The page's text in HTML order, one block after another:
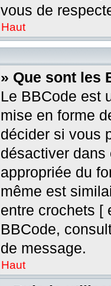
vous de
Haut
» Que sont les
Le BBCode est
mise en forme
décider si vous
désactiver dans
appropriée du
même est
entre crochets [
BBCode,
de message.
Haut